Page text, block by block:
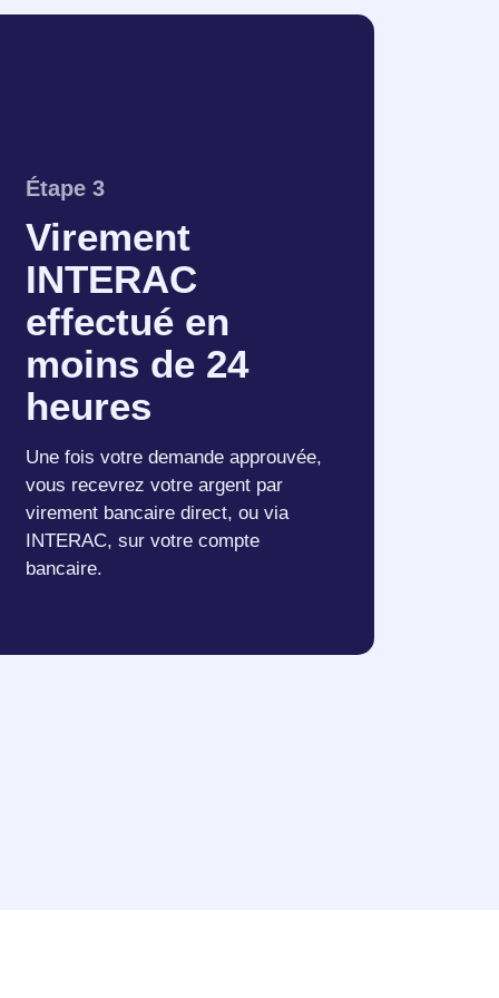
Étape 3
Virement
INTERAC
effectué en
moins de 24
heures
Une fois votre demande approuvée,
vous recevrez votre argent par
virement bancaire direct, ou via
INTERAC, sur votre compte
bancaire.